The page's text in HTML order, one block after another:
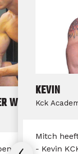
WARDT
je altijd op zoek
KEVIN
Kck
Mitch
- Kevin